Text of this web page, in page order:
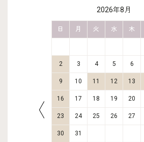
2026年8月
日 月 火 水 木
2 3 4 5 6
9 10 11 12 13
16 17 18 19 20
23 24 25 26 27
30 31